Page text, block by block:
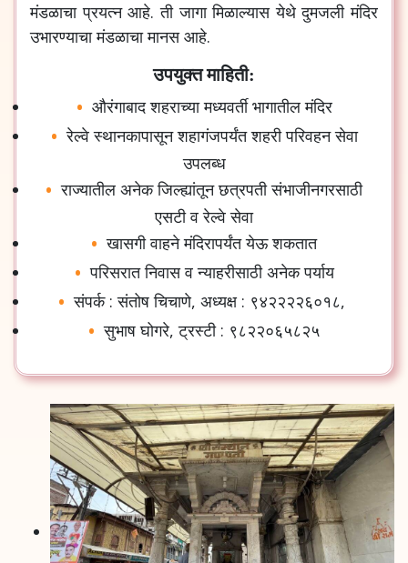
मंडळाचा प्रयत्न आहे.ती जागा मिळाल्यास येथे दुमजली मंदिर
उभारण्याचा मंडळाचा मानस आहे.
उपयुक्त माहिती:
औरंगाबाद शहराच्या मध्यवर्ती भागातील मंदिर
रेल्वे स्थानकापासून शहागंजपर्यंत शहरी परिवहन सेवा
उपलब्ध
राज्यातील अनेक जिल्ह्यांतून छत्रपती संभाजीनगरसाठी
एसटी व रेल्वे सेवा
खासगी वाहने मंदिरापर्यंत येऊ शकतात
परिसरात निवास व न्याहरीसाठी अनेक पर्याय
संपर्क:संतोष चिचाणे, अध्यक्ष: ९४२२२२६०१८,
सुभाष घोगरे,ट्रस्टी: ९८२२०६५८२५